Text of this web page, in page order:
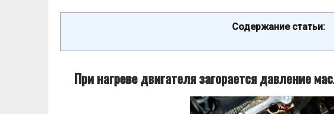
Содержание статьи:
При нагреве двигателя загорается давление